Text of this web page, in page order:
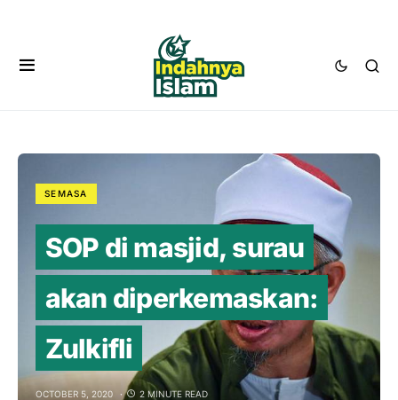
SEMASA
SOP di masjid, surau
akan diperkemaskan:
Zulkifli
OCTOBER 5, 2020 2 MINUTE READ